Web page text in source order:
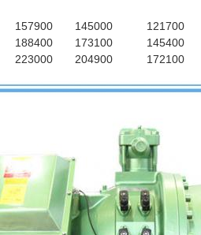
157900 145000
121700
188400 173100
145400
223000 204900 172100